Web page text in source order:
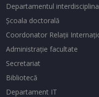
Departamentul
Şcoala doctorală
Coordonator Relaţii
Administraţie facultate
Secretariat
Bibliotecă
Departament IT